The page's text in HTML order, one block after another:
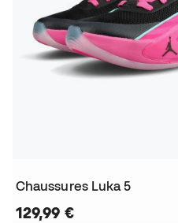
Chaussures Luka 5
129,99 €